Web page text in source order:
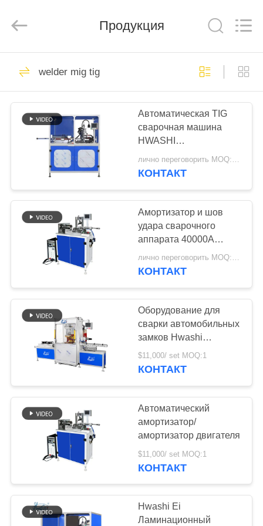
ДОМ
ПРОДУКТЫ
ПУТЕШЕСТВИЕ
ФАБРИКИ
ПРОВЕРКА
КАЧЕСТВА
СВЯЖИТЕСЬ
МЫ
НОВОСТИ
СЛУЧАИ
СПРОСИТЕ
ЦИТАТУ
КАРТА
САЙТА
INC..
Сварочный
аппарат пятна
143
Сварочный
аппарат для
проволочной сетки
357
сварочный аппарат
конденсатора
сварочный аппарат
раковины
85
Продукция
welder mig tig
Автоматическая TIG
сварочная машина
HWASHI
трансформатор EI
ламинирующее ядро
лично переговорить MOQ:1 набор
КОНТАКТ
Амортизатор и шов
удара сварочного
аппарата 40000A
автоматические TIG
лично переговорить MOQ:1 набор
КОНТАКТ
Оборудование для
сварки автомобильных
замков Hwashi
Надежная сварка для
безопасных замков
$11,000/ set MOQ:1
КОНТАКТ
Автоматический
амортизатор/
амортизатор двигателя
$11,000/ set MOQ:1
КОНТАКТ
Hwashi Ei
Ламинационный